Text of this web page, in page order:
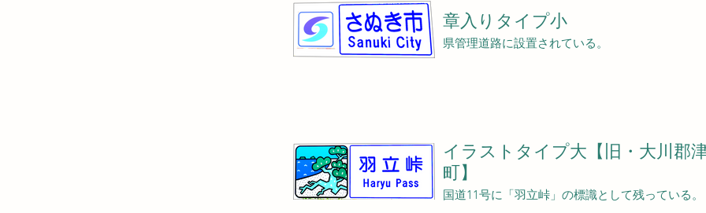
章入りタイプ小
県管理道路に設置されている。
イラストタイプ大【旧・大川郡
町】
国道11号に「羽立峠」の標識として残っている。